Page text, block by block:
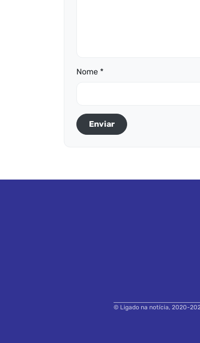
Nome *
Enviar
© Ligado na notícia, 2020-